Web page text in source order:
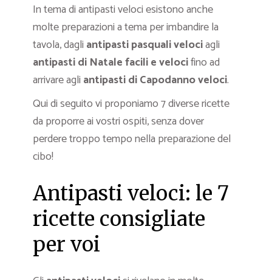
In tema di antipasti veloci esistono anche
molte preparazioni a tema per imbandire la
tavola, dagli antipasti pasquali velociagli
antipasti di Natale facili e velocifino ad
arrivare agli antipasti di Capodanno veloci.
Qui di seguito vi proponiamo 7 diverse ricette
da proporre ai vostri ospiti, senza dover
perdere troppo tempo nella preparazione del
cibo!
Antipasti veloci: le 7
ricette consigliate
per voi